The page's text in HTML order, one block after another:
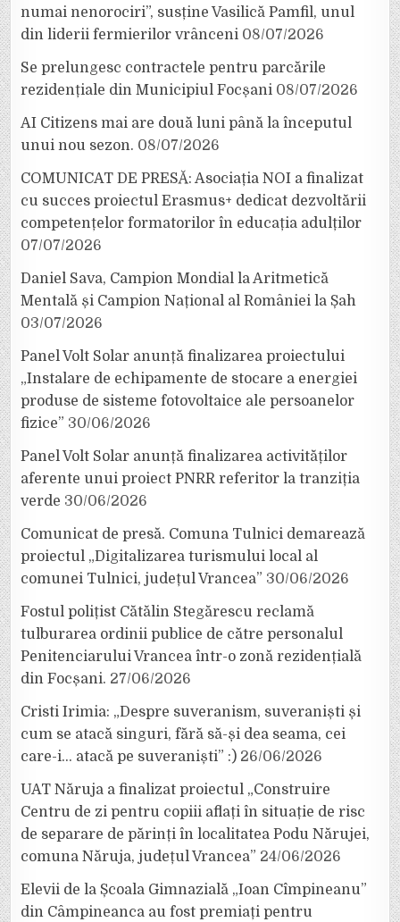
numai nenorociri”, susține Vasilică Pamfil, unul
din liderii fermierilor vrânceni 08/07/2026
Se prelungesc contractele pentru parcările
rezidențiale din Municipiul Focșani 08/07/2026
AI Citizens mai are două luni până la începutul
unui nou sezon. 08/07/2026
COMUNICAT DE PRESĂ: Asociația NOI a finalizat
cu succes proiectul Erasmus+ dedicat dezvoltării
competențelor formatorilor în educația adulților
07/07/2026
Daniel Sava, Campion Mondial la Aritmetică
Mentală și Campion Național al României la Șah
03/07/2026
Panel Volt Solar anunță finalizarea proiectului
„Instalare de echipamente de stocare a energiei
produse de sisteme fotovoltaice ale persoanelor
fizice” 30/06/2026
Panel Volt Solar anunță finalizarea activităților
aferente unui proiect PNRR referitor la tranziția
verde 30/06/2026
Comunicat de presă. Comuna Tulnici demarează
proiectul „Digitalizarea turismului local al
comunei Tulnici, județul Vrancea” 30/06/2026
Fostul polițist Cătălin Stegărescu reclamă
tulburarea ordinii publice de către personalul
Penitenciarului Vrancea într-o zonă rezidențială
din Focșani. 27/06/2026
Cristi Irimia: „Despre suveranism, suveraniști și
cum se atacă singuri, fără să-și dea seama, cei
care-i… atacă pe suveraniști” :) 26/06/2026
UAT Năruja a finalizat proiectul „Construire
Centru de zi pentru copiii aflați în situație de risc
de separare de părinți în localitatea Podu Nărujei,
comuna Năruja, județul Vrancea” 24/06/2026
Elevii de la Școala Gimnazială „Ioan Cîmpineanu”
din Câmpineanca au fost premiați pentru